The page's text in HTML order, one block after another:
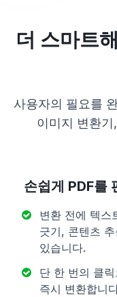
더 스마트
사용자의 필요를
이미지 변환
손쉽게 PDF를
변환 전에 텍스
긋기, 콘텐츠
있습니다.
단 한 번의 클
즉시 변환합니